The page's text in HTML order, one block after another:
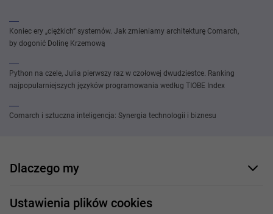
Koniec ery „ciężkich” systemów. Jak zmieniamy architekturę Comarch,
by dogonić Dolinę Krzemową
Python na czele, Julia pierwszy raz w czołowej dwudziestce. Ranking
najpopularniejszych języków programowania według TIOBE Index
Comarch i sztuczna inteligencja: Synergia technologii i biznesu
Dlaczego my
Nasi pracownicy
Ustawienia plików cookies